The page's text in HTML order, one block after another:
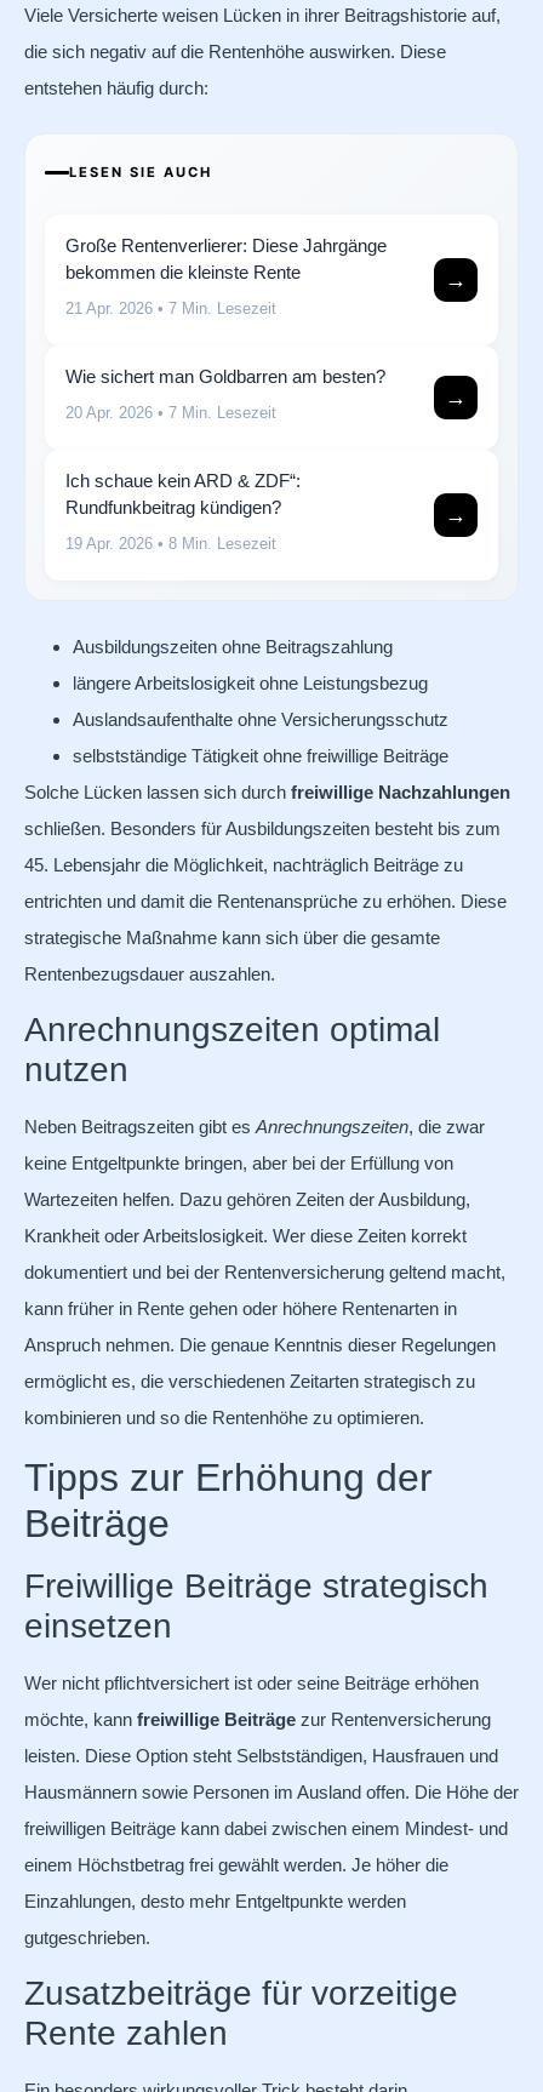
Viele Versicherte weisen Lücken in ihrer Beitragshistorie auf,
die sich negativ auf die Rentenhöhe auswirken. Diese
entstehen häufig durch:
LESEN SIE AUCH
Große Rentenverlierer: Diese Jahrgänge
bekommen die kleinste Rente
21 Apr. 2026 • 7 Min. Lesezeit
→
Wie sichert man Goldbarren am besten?
20 Apr. 2026 • 7 Min. Lesezeit
→
Ich schaue kein ARD & ZDF“:
Rundfunkbeitrag kündigen?
19 Apr. 2026 • 8 Min. Lesezeit
→
Ausbildungszeiten ohne Beitragszahlung
längere Arbeitslosigkeit ohne Leistungsbezug
Auslandsaufenthalte ohne Versicherungsschutz
selbstständige Tätigkeit ohne freiwillige Beiträge
Solche Lücken lassen sich durch freiwillige Nachzahlungen
schließen. Besonders für Ausbildungszeiten besteht bis zum
45. Lebensjahr die Möglichkeit, nachträglich Beiträge zu
entrichten und damit die Rentenansprüche zu erhöhen. Diese
strategische Maßnahme kann sich über die gesamte
Rentenbezugsdauer auszahlen.
Anrechnungszeiten optimal
nutzen
Neben Beitragszeiten gibt es Anrechnungszeiten, die zwar
keine Entgeltpunkte bringen, aber bei der Erfüllung von
Wartezeiten helfen. Dazu gehören Zeiten der Ausbildung,
Krankheit oder Arbeitslosigkeit. Wer diese Zeiten korrekt
dokumentiert und bei der Rentenversicherung geltend macht,
kann früher in Rente gehen oder höhere Rentenarten in
Anspruch nehmen. Die genaue Kenntnis dieser Regelungen
ermöglicht es, die verschiedenen Zeitarten strategisch zu
kombinieren und so die Rentenhöhe zu optimieren.
Tipps zur Erhöhung der
Beiträge
Freiwillige Beiträge strategisch
einsetzen
Wer nicht pflichtversichert ist oder seine Beiträge erhöhen
möchte, kann freiwillige Beiträge zur Rentenversicherung
leisten. Diese Option steht Selbstständigen, Hausfrauen und
Hausmännern sowie Personen im Ausland offen. Die Höhe der
freiwilligen Beiträge kann dabei zwischen einem Mindest- und
einem Höchstbetrag frei gewählt werden. Je höher die
Einzahlungen, desto mehr Entgeltpunkte werden
gutgeschrieben.
Zusatzbeiträge für vorzeitige
Rente zahlen